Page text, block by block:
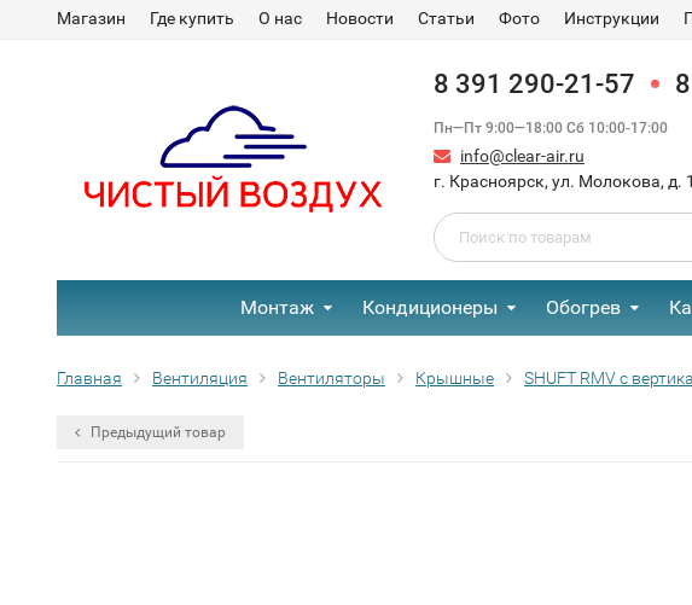
Магазин Где купить О нас Новости Статьи Фото Инструкции
8 391 290-21-57
Пн—Пт 9:00—18:00 Сб 10:00-17:00
info@clear-air.ru
г. Красноярск, ул. Молокова, д.
Монтаж Кондиционеры Обогрев
Главная Вентиляция Вентиляторы Крышные SHUFT RMV с
Предыдущий товар